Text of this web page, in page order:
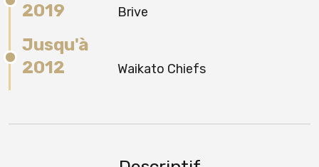
2019
Brive
Jusqu'à
2012
Waikato Chiefs